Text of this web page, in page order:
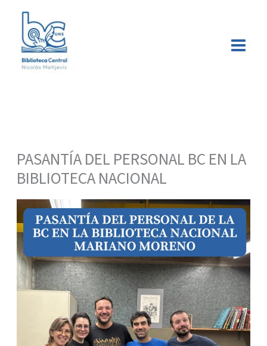
contenido
PASANTÍA DEL PERSONAL BC EN LA
BIBLIOTECA NACIONAL